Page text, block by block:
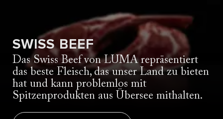
SWISS BEEF
Das Swiss Beef von LUMA repräsentiert
das beste Fleisch, das unser Land zu bieten
hat und kann problemlos mit
Spitzenprodukten aus Übersee mithalten.